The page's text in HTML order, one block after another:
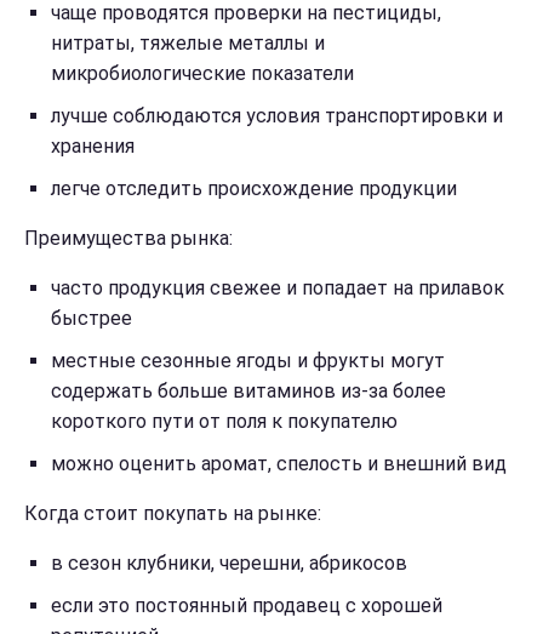
чаще проводятся проверки на пестициды,
нитраты, тяжелые металлы и
микробиологические показатели
лучше соблюдаются условия транспортировки и
хранения
легче отследить происхождение продукции
Преимущества рынка:
часто продукция свежее и попадает на прилавок
быстрее
местные сезонные ягоды и фрукты могут
содержать больше витаминов из-за более
короткого пути от поля к покупателю
можно оценить аромат, спелость и внешний вид
Когда стоит покупать на рынке:
в сезон клубники, черешни, абрикосов
если это постоянный продавец с хорошей